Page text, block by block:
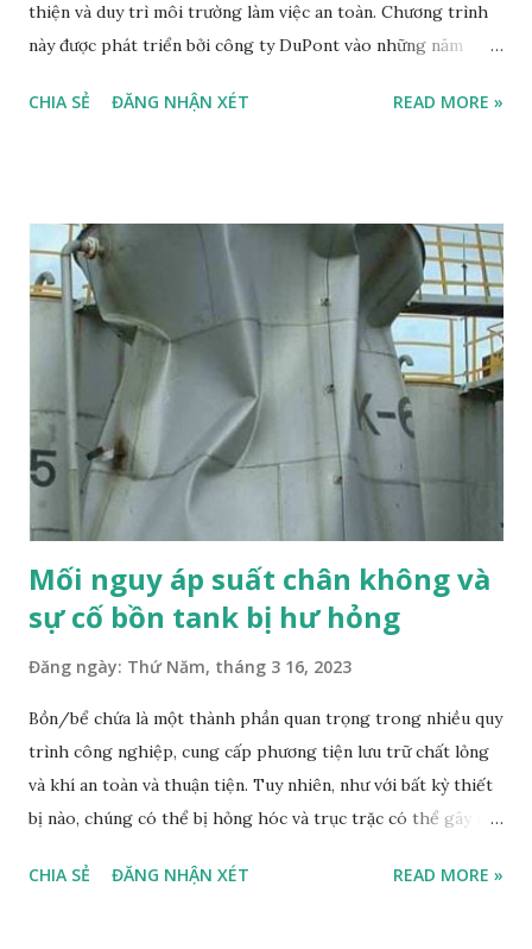
thiện và duy trì môi trường làm việc an toàn. Chương trình
này được phát triển bởi công ty DuPont vào những năm
và sự cố có thể được ngăn chặn nếu như nhân viên có thể
kỹ năng quan trọng như: sự chú ý đến chi tiết, khả năng
phân tích rủi ro, khả năng nhận biết và giải quyết sự cố . Nó
bao gồm các bước sau: Stop : dừng lại công việc. Think : suy
nghĩ về các rủi ro, nguy hiểm, lỗi và việc làm cần thực hiện.
Observe : quan sát và kiểm tra tình hình an toàn, vận hành
thiết bị, công cụ, vật dụng,… Proceed : tiếp tục công việc
nếu như không có rủi ro hoặc thực hiện các biện pháp an
toàn đủ để ngăn chặn nguy cơ. Chương trình STOP được sử
dụng rộng...
CHIA SẺ ĐĂNG NHẬN XÉT READ MORE »
Mối nguy áp suất chân không và
sự cố bồn tank bị hư hỏng
Đăng ngày: Thứ Năm, tháng 3 16, 2023
Bồn/bể chứa là một thành phần quan trọng trong nhiều quy
trình công nghiệp, cung cấp phương tiện lưu trữ chất lỏng
và khí an toàn và thuận tiện. Tuy nhiên, như với bất kỳ thiết
bị nào, chúng có thể bị hỏng hóc và trục trặc có thể gây ra
năng bồn bị sụp đổ dưới áp suất chân không. Trong bài viết
CHIA SẺ ĐĂNG NHẬN XÉT READ MORE »